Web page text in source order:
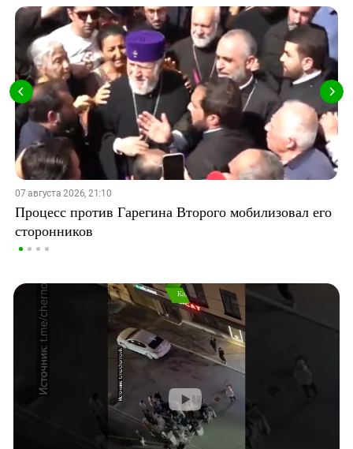
07 августа 2026, 21:10
Процесс против Гарегина Второго мобилизовал его
сторонников